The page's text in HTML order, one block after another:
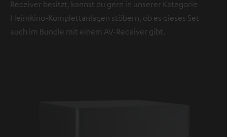
Receiver besitzt, kannst du gern in unserer Kategorie
Heimkino-Komplettanlagen stöbern, ob es dieses Set
auch im Bundle mit einem AV-Receiver gibt.